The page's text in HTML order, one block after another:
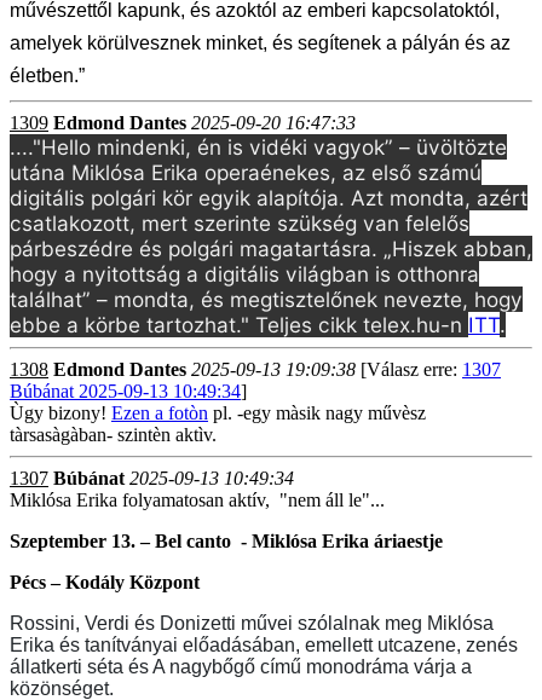
művészettől kapunk, és azoktól az emberi kapcsolatoktól,
amelyek körülvesznek minket, és segítenek a pályán és az
életben.”
1309 Edmond Dantes 2025-09-20 16:47:33
...."Hello mindenki, én is vidéki vagyok” – üvöltözte
utána Miklósa Erika operaénekes, az első számú
digitális polgári kör egyik alapítója. Azt mondta, azért
csatlakozott, mert szerinte szükség van felelős
párbeszédre és polgári magatartásra. „Hiszek abban,
hogy a nyitottság a digitális világban is otthonra
találhat” – mondta, és megtisztelőnek nevezte, hogy
ebbe a körbe tartozhat." Teljes cikk telex.hu-n ITT.
1308 Edmond Dantes 2025-09-13 19:09:38 [Válasz erre: 1307
Búbánat 2025-09-13 10:49:34]
Ùgy bizony! Ezen a fotòn pl. -egy màsik nagy művèsz
tàrsasàgàban- szintèn aktìv.
1307 Búbánat 2025-09-13 10:49:34
Miklósa Erika folyamatosan aktív, "nem áll le"...
Szeptember 13. – Bel canto - Miklósa Erika áriaestje
Pécs – Kodály Központ
Rossini, Verdi és Donizetti művei szólalnak meg Miklósa
Erika és tanítványai előadásában, emellett utcazene, zenés
állatkerti séta és A nagybőgő című monodráma várja a
közönséget.